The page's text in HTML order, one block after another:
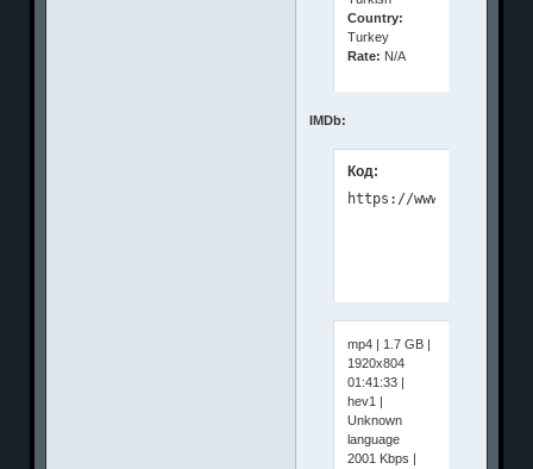
Country:
Turkey
Rate: N/A
IMDb:
Код:
mp4 | 1.7 GB |
1920x804
01:41:33 |
hev1 |
Unknown
language
2001 Kbps |